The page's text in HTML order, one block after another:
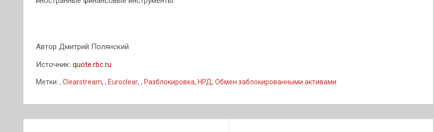
Автор Дмитрий Полянский
Источник: quote.rbc.ru
Метки: , Clearstream, , Euroclear, , Разблокировка, НРД , Обмен заблокированными активами